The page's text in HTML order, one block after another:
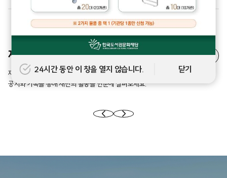
재단 소식
재단의 주요 소식은 물론, 현장에서 함께 만든 의미 있는 순간들을 공유합니다.
공지와 기록을 통해 재단의 활동을 한눈에 살펴보세요.
자세히보기
24시간 동안 이 창을 열지 않습니다. 닫기